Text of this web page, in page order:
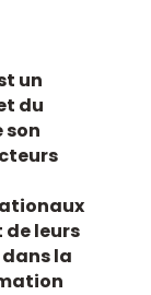
un
du
son
leurs
la